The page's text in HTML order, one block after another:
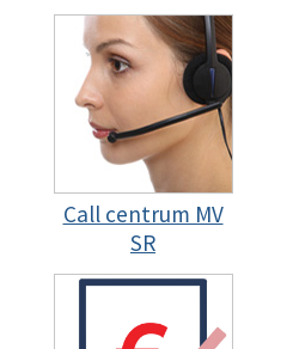
Call centrum MV
SR